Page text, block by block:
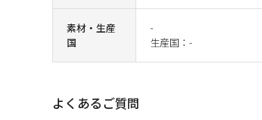
素材・生産
国
-
生産国：-
よくあるご質問